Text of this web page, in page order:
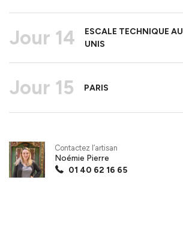
Jour 14
ESCALE TECHNIQUE
UNIS
Jour 15 PARIS
Contactez l’artisan
Noémie Pierre
01 40 62 16 65